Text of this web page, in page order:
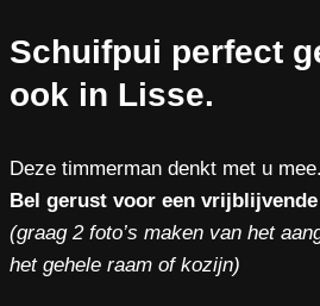
Schuifpui perfect
ook in Lisse.
Deze timmerman denkt met u mee.
Bel gerust voor een
(graag 2 foto’s maken van het
het gehele raam of kozijn)